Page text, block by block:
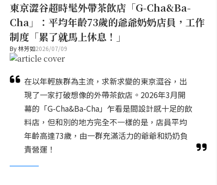
東京澀谷超時髦外帶茶飲店「G-Cha&Ba-
Cha」：平均年齡73歲的爺爺奶奶店員，工作
制度「累了就馬上休息！」
By林芳如2026/07/09
在以年輕族群為主流，求新求變的東京澀谷，出
現了一家打破想像的外帶茶飲店。2026年3月開
幕的「G-Cha&Ba-Cha」乍看是間設計感十足的飲
料店，但和別的地方完全不一樣的是，店員平均
年齡高達73歲，由一群充滿活力的爺爺和奶奶負
責營運！